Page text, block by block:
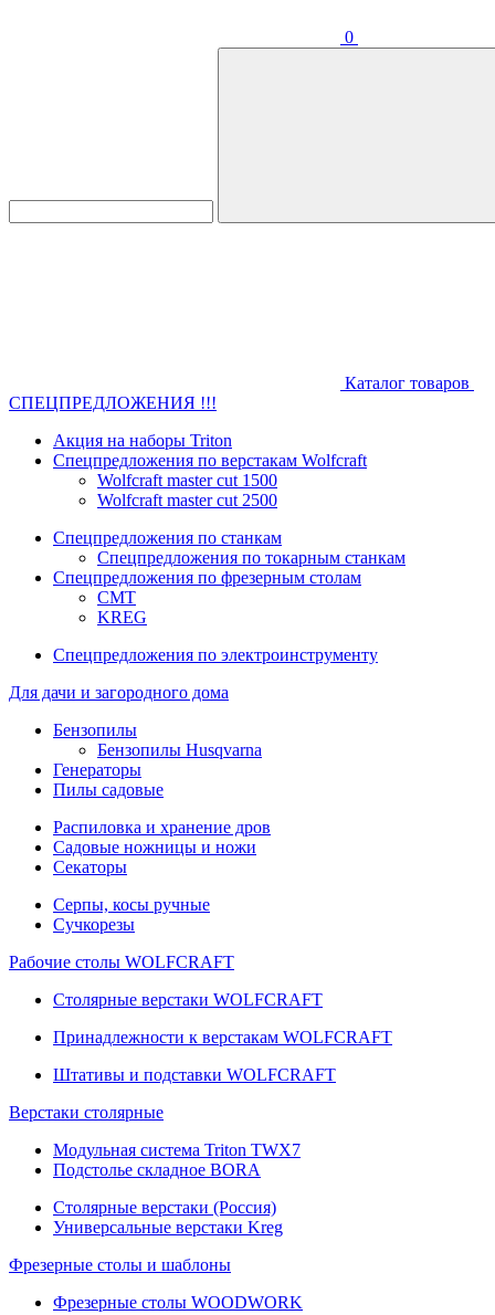
0
Каталог товаров
СПЕЦПРЕДЛОЖЕНИЯ !!!
Акция на наборы Triton
Спецпредложения по верстакам Wolfcraft
Wolfcraft master cut 1500
Wolfcraft master cut 2500
Спецпредложения по станкам
Спецпредложения по токарным станкам
Спецпредложения по фрезерным столам
CMT
KREG
Спецпредложения по электроинструменту
Для дачи и загородного дома
Бензопилы
Бензопилы Husqvarna
Генераторы
Пилы садовые
Распиловка и хранение дров
Садовые ножницы и ножи
Секаторы
Серпы, косы ручные
Сучкорезы
Рабочие столы WOLFCRAFT
Столярные верстаки WOLFCRAFT
Принадлежности к верстакам WOLFCRAFT
Штативы и подставки WOLFCRAFT
Верстаки столярные
Модульная система Triton TWX7
Подстолье складное BORA
Столярные верстаки (Россия)
Универсальные верстаки Kreg
Фрезерные столы и шаблоны
Фрезерные столы WOODWORK